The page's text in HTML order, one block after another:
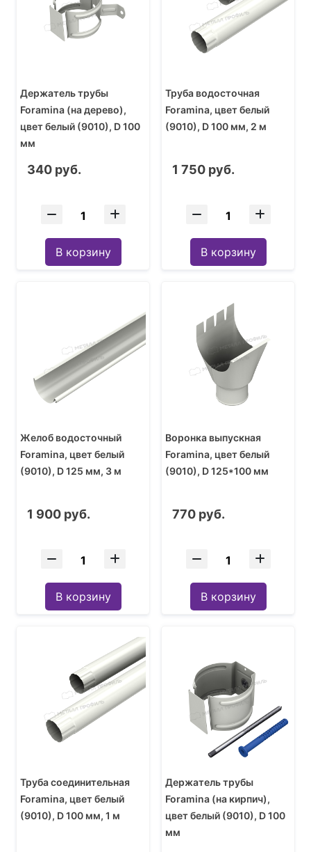
Держатель трубы
Foramina (на дерево),
цвет белый (9010), D 100
мм
340 руб.
В корзину
Труба водосточная
Foramina, цвет белый
(9010), D 100 мм, 2 м
1 750 руб.
В корзину
Желоб водосточный
Foramina, цвет белый
(9010), D 125 мм, 3 м
1 900 руб.
В корзину
Воронка выпускная
Foramina, цвет белый
(9010), D 125*100 мм
770 руб.
В корзину
Труба соединительная
Foramina, цвет белый
(9010), D 100 мм, 1 м
Держатель трубы
Foramina (на кирпич),
цвет белый (9010), D 100
мм